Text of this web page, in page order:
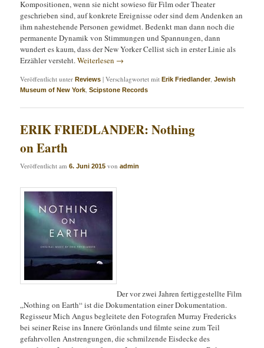
Kompositionen, wenn sie nicht sowieso für Film oder Theater
geschrieben sind, auf konkrete Ereignisse oder sind dem Andenken an
ihm nahestehende Personen gewidmet. Bedenkt man dann noch die
permanente Dynamik von Stimmungen und Spannungen, dann
wundert es kaum, dass der New Yorker Cellist sich in erster Linie als
Erzähler versteht.Weiterlesen →
Veröffentlicht unter Reviews |Verschlagwortet mit Erik Friedlander,Jewish
Museum of New York ,Scipstone Records
ERIK FRIEDLANDER: Nothing
on Earth
Veröffentlicht am6. Juni 2015 vonadmin
Der vor zwei Jahren fertiggestellte Film
„Nothing on Earth“ ist die Dokumentation einer Dokumentation.
Regisseur Mich Angus begleitete den Fotografen Murray Fredericks
bei seiner Reise ins Innere Grönlands und filmte seine zum Teil
gefahrvollen Anstrengungen, die schmilzende Eisdecke des